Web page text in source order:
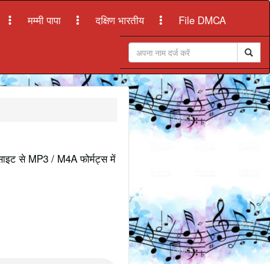
मम्मी पापा दक्षिण भारतीय File DMCA
से MP3 / M4A फोर्मट्स में